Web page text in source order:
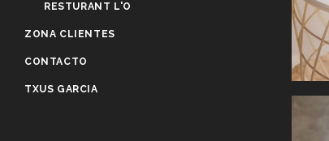
RESTURANT L'O
ZONA CLIENTES
CONTACTO
TXUS GARCIA